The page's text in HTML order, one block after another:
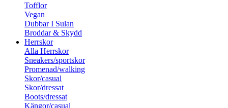
Tofflor
Vegan
Dubbar I Sulan
Broddar & Skydd
Herrskor
Alla Herrskor
Sneakers/sportskor
Promenad/walking
Skor/casual
Skor/dressat
Boots/dressat
Kängor/casual